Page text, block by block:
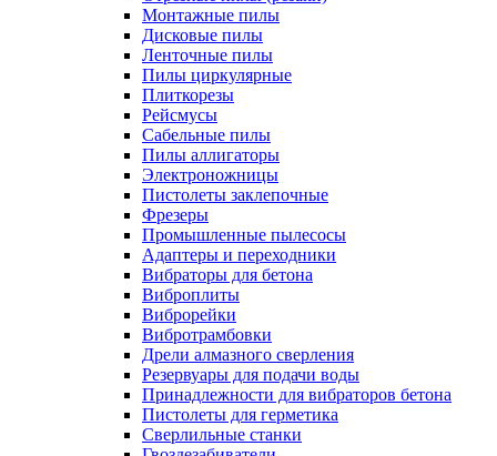
Монтажные пилы
Дисковые пилы
Ленточные пилы
Пилы циркулярные
Плиткорезы
Рейсмусы
Сабельные пилы
Пилы аллигаторы
Электроножницы
Пистолеты заклепочные
Фрезеры
Промышленные пылесосы
Адаптеры и переходники
Вибраторы для бетона
Виброплиты
Виброрейки
Вибротрамбовки
Дрели алмазного сверления
Резервуары для подачи воды
Принадлежности для вибраторов бетона
Пистолеты для герметика
Сверлильные станки